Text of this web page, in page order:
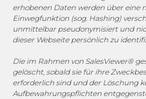
erhobenen Daten werden über eine
Einwegfunktion (sog. Hashing)
unmittelbar pseudonymisiert und
dieser Webseite persönlich zu
Die im Rahmen von SalesViewer®
gelöscht, sobald sie für ihre
erforderlich sind und der Löschung
Aufbewahrungspflichten
COOKIE-
© 2025 MEGASOFT® IT
MEGASOFT® IT übernimmt
Aktualität, Richtigkeit